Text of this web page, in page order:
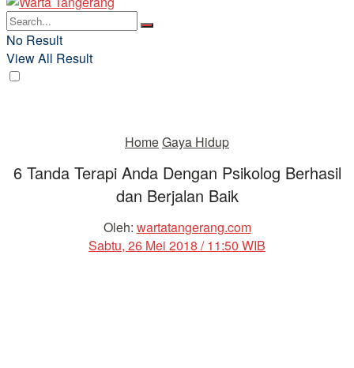
No Result
View All Result
HomeGaya Hidup
6 Tanda Terapi Anda Dengan Psikolog Berhasil
dan Berjalan Baik
Oleh: wartatangerang.com
Sabtu, 26 Mei 2018 / 11:50 WIB